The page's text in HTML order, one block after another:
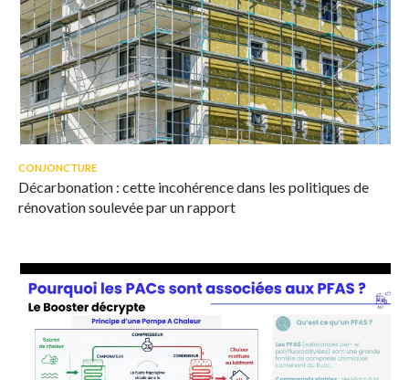
Des travaux d'isolation thermique par l'extérieur dans le cadre du
CONJONCTURE
Décarbonation : cette incohérence dans les politiques de
rénovation soulevée par un rapport